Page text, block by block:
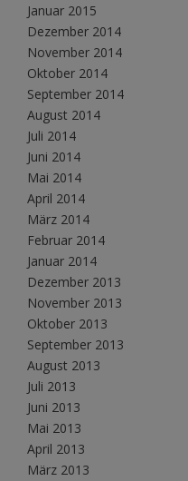
Januar 2015
Dezember 2014
November 2014
Oktober 2014
September 2014
August 2014
Juli 2014
Juni 2014
Mai 2014
April 2014
März 2014
Februar 2014
Januar 2014
Dezember 2013
November 2013
Oktober 2013
September 2013
August 2013
Juli 2013
Juni 2013
Mai 2013
April 2013
März 2013